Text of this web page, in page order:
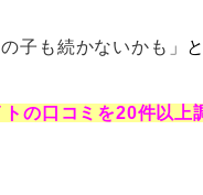
の子も続かないかも」
の口コミを20件以上